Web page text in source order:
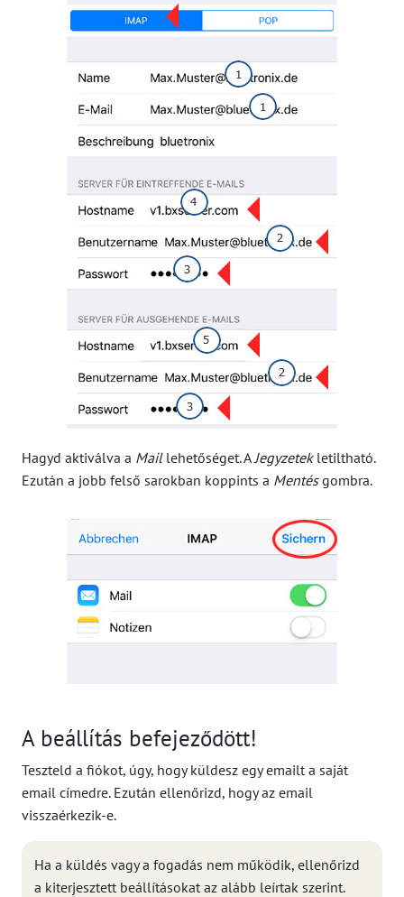
Hagyd aktiválva a Maillehetőséget. AJegyzetekletiltható.
Ezután a jobb felső sarokban koppints a Mentésgombra.
A beállítás befejeződött!
Teszteld a fiókot, úgy, hogy küldesz egy emailt a saját
email címedre. Ezután ellenőrizd, hogy az email
visszaérkezik-e.
Ha a küldés vagy a fogadás nem működik, ellenőrizd
a kiterjesztett beállításokat az alább leírtak szerint.